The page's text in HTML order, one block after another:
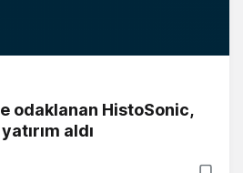
odaklanan HistoSonic,
aldı